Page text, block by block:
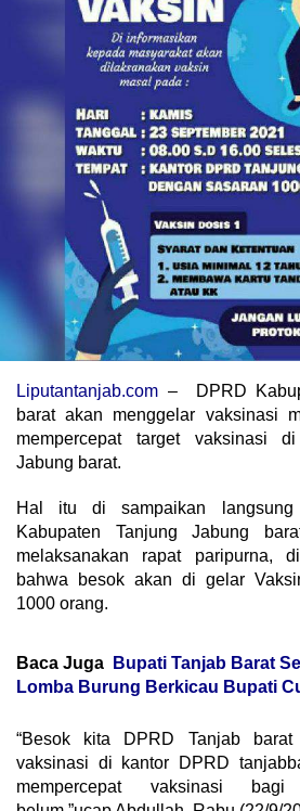
Liputantanjab.com – DPRD
barat akan menggelar vaksinasi
mempercepat target vaksinasi
Jabung barat.
Hal itu di sampaikan
Kabupaten Tanjung Jabung
melaksanakan rapat paripurna,
bahwa besok akan di gelar
1000 orang.
Baca Juga
Bupati Tanjab Barat
Lomba Burung Berkicau Bupati
“Besok kita DPRD Tanjab barat
vaksinasi di kantor DPRD
mempercepat vaksinasi